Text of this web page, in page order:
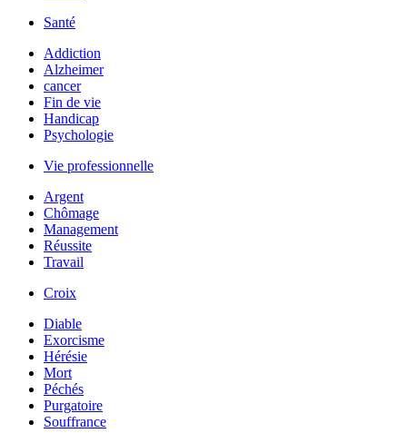
Santé
Addiction
Alzheimer
cancer
Fin de vie
Handicap
Psychologie
Vie professionnelle
Argent
Chômage
Management
Réussite
Travail
Croix
Diable
Exorcisme
Hérésie
Mort
Péchés
Purgatoire
Souffrance